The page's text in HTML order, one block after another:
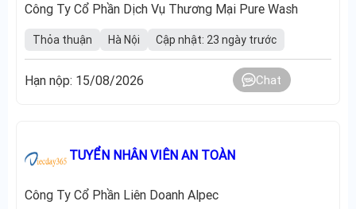
Công Ty Cổ Phần Dịch Vụ Thương Mại Pure Wash
Thỏa thuận Hà Nội Cập nhật: 23 ngày trước
Hạn nộp: 15/08/2026 Chat
TUYỂN NHÂN VIÊN AN TOÀN
Công Ty Cổ Phần Liên Doanh Alpec